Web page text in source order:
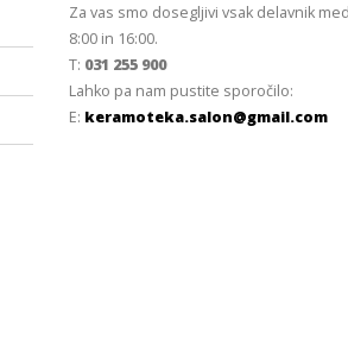
Za vas smo dosegljivi vsak delavnik med
8:00 in 16:00.
T: 031 255 900
Lahko pa nam pustite sporočilo:
E: keramoteka.salon@gmail.com